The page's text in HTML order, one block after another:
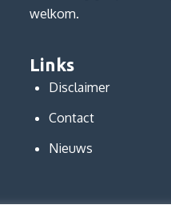
welkom.
Links
Disclaimer
Contact
Nieuws